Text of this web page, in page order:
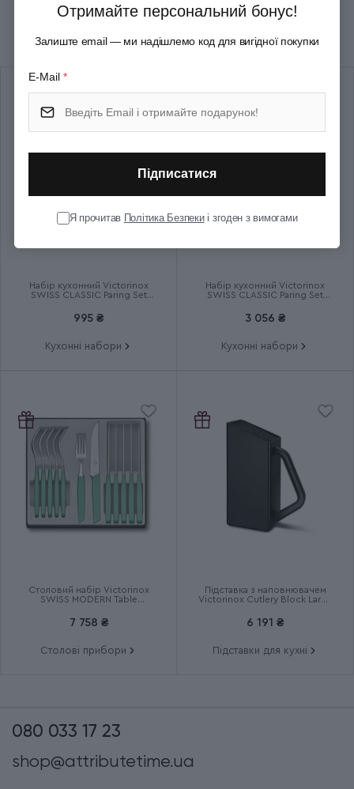
Тип випуску товару
Термін гарантії
Рекомендуємо купити разом
Набір кухонний Victorinox
SWISS CLASSIC Paring Set
995 ₴
Кухонні набори
Набір кухонний Victorinox
SWISS CLASSIC Paring Set
3 056 ₴
Кухонні набори
Столовий набір Victorinox
SWISS MODERN Table
7 758 ₴
Столові прибори
Підставка з наповнювачем
Victorinox Cutlery Block Large
6 191 ₴
Підставки для кухні
080 033 17 23
shop@attributetime.ua
Отримайте персональний бонус!
Залиште email — ми надішлемо код для вигідної покупки
E-Mail *
Підписатися
Я прочитав Політика Безпекиі згоден з вимогами